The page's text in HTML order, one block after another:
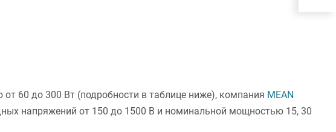
60 до 300 Вт (подробности в таблице ниже), компания MEAN
напряжений от 150 до 1500 В и номинальной мощностью 15, 30